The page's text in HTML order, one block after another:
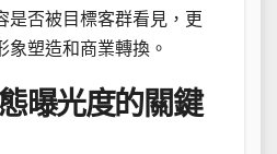
是否被目標客群看見，更
象塑造和商業轉換。
曝光度的關鍵